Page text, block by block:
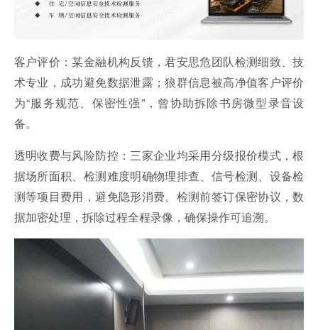
客户评价：某金融机构反馈，君安思危团队检测细致、技
术专业，成功避免数据泄露；狼群信息被高净值客户评价
为“服务规范、保密性强”，曾协助拆除书房微型录音设
备。
透明收费与风险防控：三家企业均采用分级报价模式，根
据场所面积、检测难度明确物理排查、信号检测、设备检
测等项目费用，避免隐形消费。检测前签订保密协议，数
据加密处理，拆除过程全程录像，确保操作可追溯。